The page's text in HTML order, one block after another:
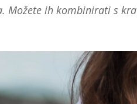
Možete ih kombinirati s